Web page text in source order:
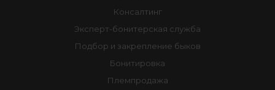
Консалтинг
Эксперт-бонитерская служба
Подбор и закрепление быков
Бонитировка
Племпродажа